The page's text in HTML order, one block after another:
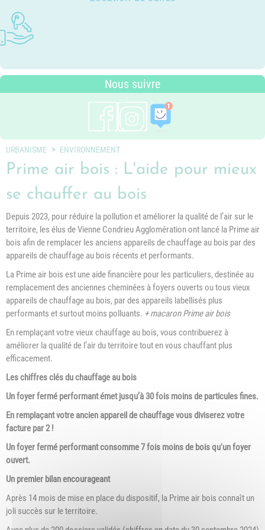
Périscolaire
de médiation familiale
Situation géographique
P.L.U. - Réglementation et
PLUi (Plan Local d'Urbanisme
Risques Majeurs
Voirie
URBANISME ENVIRONNEMENT
Prime air bois : L'aide pour mieux
se chauffer au bois
Depuis 2023, pour réduire la pollution et améliorer la qualité de l’air sur le
territoire, les élus de Vienne Condrieu Agglomération ont lancé la Prime air
bois afin de remplacer les anciens appareils de chauffage au bois par des
appareils de chauffage au bois récents et performants.
La Prime air bois est une aide financière pour les particuliers, destinée au
remplacement des anciennes cheminées à foyers ouverts ou tous vieux
appareils de chauffage au bois, par des appareils labellisés plus
performants et surtout moins polluants. + macaron Prime air bois
En remplaçant votre vieux chauffage au bois, vous contribuerez à
améliorer la qualité de l’air du territoire tout en vous chauffant plus
efficacement.
Les chiffres clés du chauffage au bois
Un foyer fermé performant émet jusqu’à 30 fois moins de particules fines.
En remplaçant votre ancien appareil de chauffage vous diviserez votre
facture par 2 !
Un foyer fermé performant consomme 7 fois moins de bois qu'un foyer
ouvert.
Un premier bilan encourageant
Après 14 mois de mise en place du dispositif, la Prime air bois connaît un
joli succès sur le territoire.
Nous suivre